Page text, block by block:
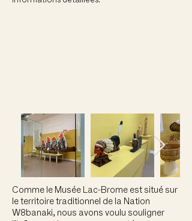
Comme le Musée Lac-Brome est situé sur
le territoire traditionnel de la Nation
W8banaki, nous avons voulu souligner